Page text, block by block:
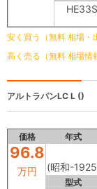
HE33S
安く買う（無料 相場・
高く売る（無料 相場情
アルトラパンLC L ()
価格 年式
96.8
万円 (昭和-
型式